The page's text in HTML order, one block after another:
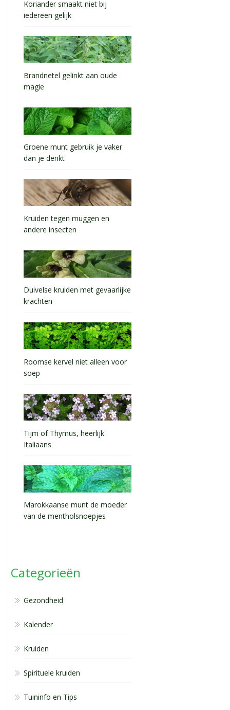
Koriander smaakt niet bij
iedereen gelijk
Brandnetel gelinkt aan oude
magie
Groene munt gebruik je vaker
dan je denkt
Kruiden tegen muggen en
andere insecten
Duivelse kruiden met gevaarlijke
krachten
Roomse kervel niet alleen voor
soep
Tijm of Thymus, heerlijk
Italiaans
Marokkaanse munt de moeder
van de mentholsnoepjes
Categorieën
Gezondheid
Kalender
Kruiden
Spirituele kruiden
Tuininfo en Tips